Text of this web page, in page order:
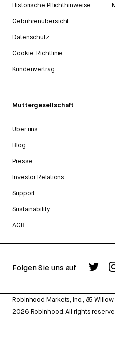
Historische Pflichthinweise
Gebührenübersicht
Datenschutz
Cookie-Richtlinie
Kundenvertrag
Muttergesellschaft
Über uns
Blog
Presse
Investor Relations
Support
Sustainability
AGB
Folgen Sie uns auf
Robinhood Markets, Inc., 85
2026 Robinhood. All rights